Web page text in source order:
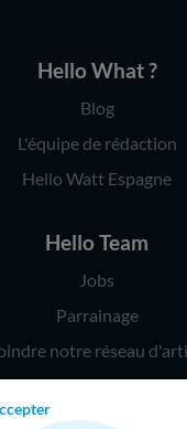
Hello What ?
Blog
L'équipe de rédaction
Hello Watt Espagne
Hello Team
Jobs
Parrainage
notre réseau
Hello !